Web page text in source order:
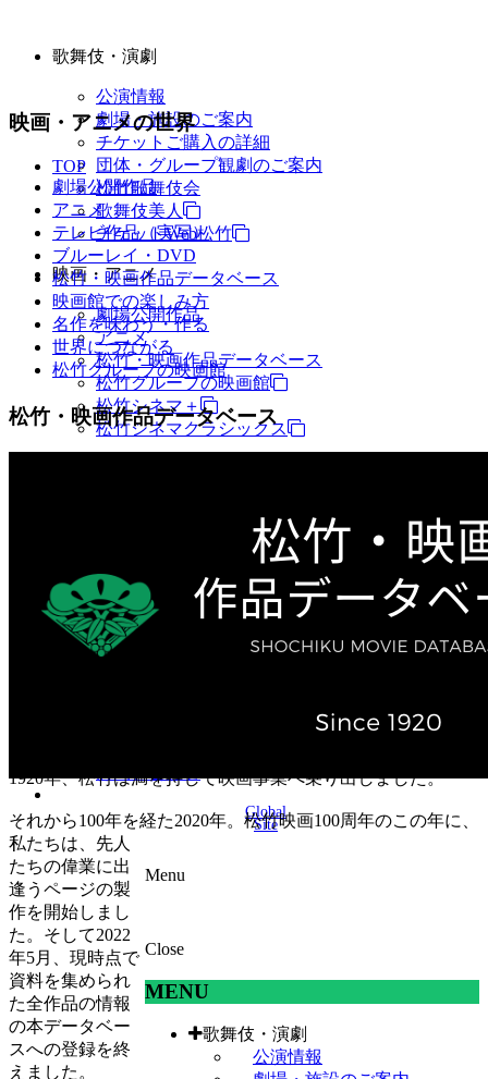
歌舞伎・演劇
公演情報
劇場・施設のご案内
チケットご購入の詳細
団体・グループ観劇のご案内
松竹歌舞伎会
歌舞伎美人
チケットWeb松竹
映画・アニメ
劇場公開作品
アニメ
松竹・映画作品データベース
松竹グループの映画館
松竹シネマ＋
松竹シネマクラシックス
松竹ストア（通販サイト）
ゲーム事業（English）
企業情報
会社案内
Global
Site
Menu
Close
MENU
歌舞伎・演劇
公演情報
映画・アニメの世界
TOP
劇場公開作品
アニメ
テレビ作品（実写）
ブルーレイ・DVD
松竹・映画作品データベース
映画館での楽しみ方
名作を味わう・作る
世界につながる
松竹グループの映画館
松竹・映画作品データベース
1920年、松竹は満を持して映画事業へ乗り出しました。
それから100年を経た2020年。松竹映画100周年のこの年に、
私たちは、先人
たちの偉業に出
逢うページの製
作を開始しまし
た。そして2022
年5月、現時点で
資料を集められ
た全作品の情報
の本データベー
スへの登録を終
えました。